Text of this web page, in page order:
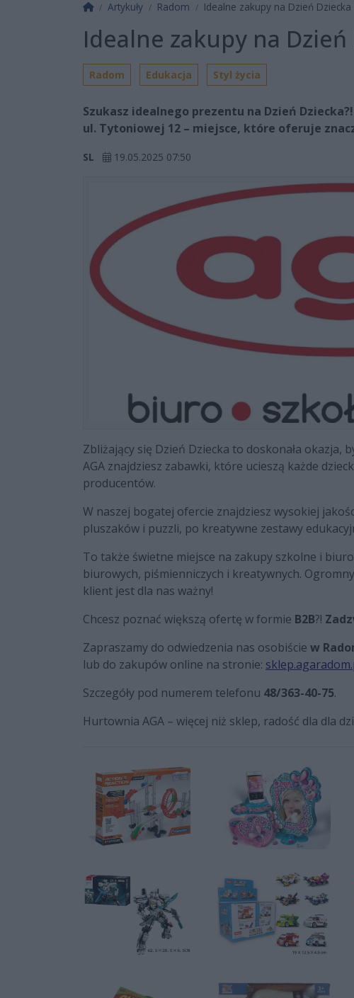
Strona główna
Artykuły Radom Idealne zakupy na Dzień
Idealne zakupy na
Radom Edukacja Styl życia
Szukasz idealnego prezentu na Dzień
ul. Tytoniowej 12 – miejsce, które oferuje
SL 19.05.2025 07:50
Zbliżający się Dzień Dziecka to doskonała okazja,
AGA znajdziesz zabawki, które ucieszą każde
producentów.
W naszej bogatej ofercie znajdziesz wysokiej
pluszaków i puzzli, po kreatywne zestawy
To także świetne miejsce na zakupy szkolne i
biurowych, piśmienniczych i kreatywnych.
klient jest dla nas ważny!
Chcesz poznać większą ofertę w formie B2B?!
Zapraszamy do odwiedzenia nas osobiście w
lub do zakupów online na stronie:
Szczegóły pod numerem telefonu 48/363-40-75.
Hurtownia AGA – więcej niż sklep, radość dla dla